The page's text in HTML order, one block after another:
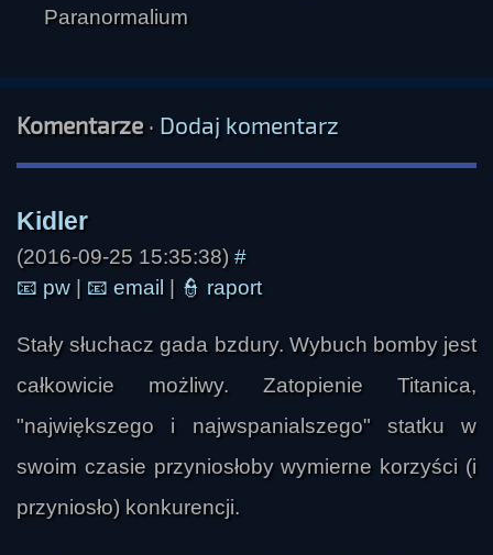
Komentarze· Dodaj komentarz
(2016-09-25 15:35:38) #
📧 pw 📧 email 👮 raport
Stały słuchacz gada bzdury. Wybuch bomby jest
całkowicie możliwy. Zatopienie Titanica,
"największego i najwspanialszego" statku w
swoim czasie przyniosłoby wymierne korzyści (i
przyniosło) konkurencji.
zmyslowy